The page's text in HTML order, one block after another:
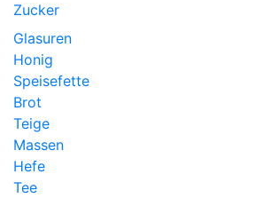
Zucker
Glasuren
Honig
Speisefette
Brot
Teige
Massen
Hefe
Tee